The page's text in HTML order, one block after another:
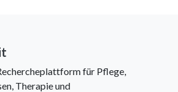
für Pflege,
Therapie und